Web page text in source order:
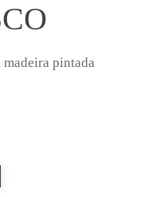
madeira pintada